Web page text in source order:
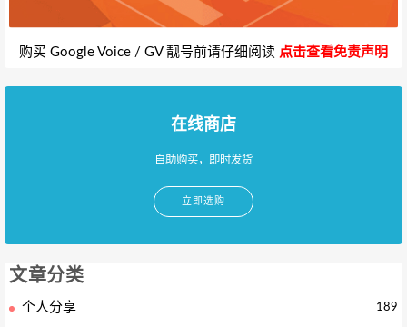
购买 Google Voice / GV 靓号前请仔细阅读 点击查看免责声明
在线商店
自助购买，即时发货
立即选购
文章分类
个人分享 189